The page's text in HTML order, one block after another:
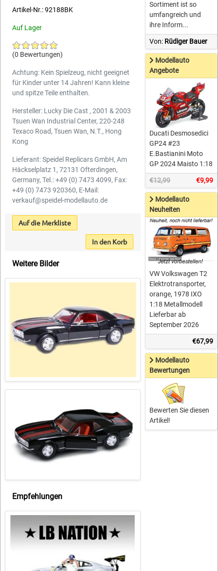
Artikel-Nr.: 92188BK
Auf Lager
(0 Bewertungen)
Achtung: Kein Spielzeug, nicht geeignet
für Kinder unter 14 Jahren! Kann kleine
und spitze Teile enthalten.
Hersteller: Lucky Die Cast , 2001 & 2003
Tsuen Wan Industrial Center, 220-248
Texaco Road, Tsuen Wan, N.T., Hong
Kong
Lieferant: Speidel Replicars GmbH, Am
Häckselplatz 1, 72131 Ofterdingen,
Germany, Tel.: +49 (0) 7473 4099, Fax:
+49 (0) 7473 920360, E-Mail:
verkauf@speidel-modellauto.de
Auf die Merkliste
In den Korb
Weitere Bilder
Empfehlungen
Sortiment ist so
umfangreich und
ihre Inform...
Von: Rüdiger Bauer
Modellauto
Angebote
Ducati Desmosedici
GP24 #23
E.Bastianini Moto
GP 2024 Maisto 1:18
€12,99 €9,99
Modellauto
Neuheiten
VW Volkswagen T2
Elektrotransporter,
orange, 1978 IXO
1:18 Metallmodell
Lieferbar ab
September 2026
€67,99
Modellauto
Bewertungen
Bewerten Sie diesen
Artikel!